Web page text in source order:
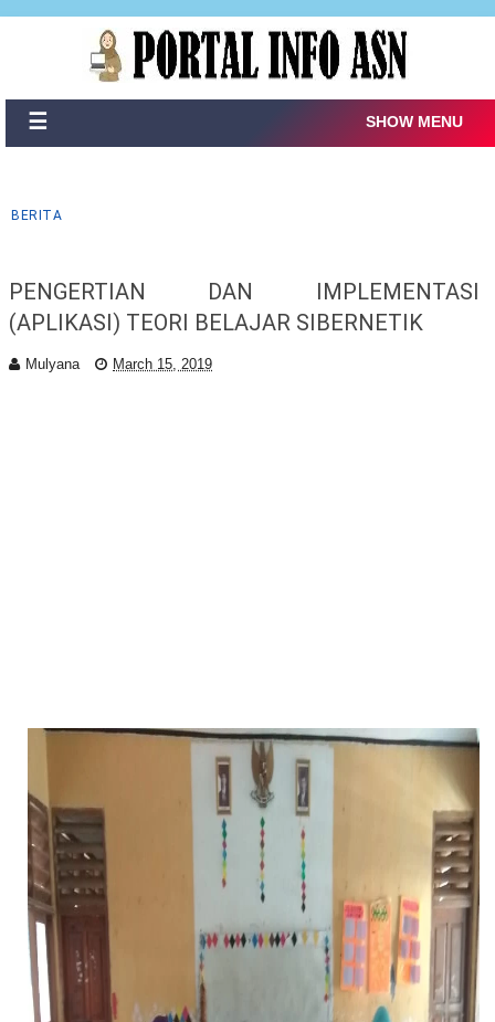
☰ SHOW MENU
BERITA
PENGERTIAN DAN IMPLEMENTASI
(APLIKASI) TEORI BELAJAR SIBERNETIK
Mulyana March 15, 2019